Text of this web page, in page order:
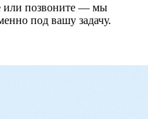
или позвоните — мы
под вашу задачу.